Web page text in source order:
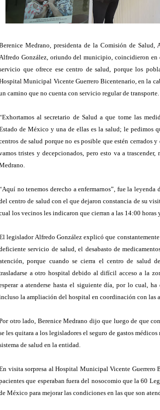
Medrano, presidenta de la Comisión de
Alfredo González, oriundo del municipio, coincidieron en
que ofrece ese centro de salud, porque los
Municipal Vicente Guerrero Bicentenario, en la
camino que no cuenta con servicio regular de transporte.
al secretario de Salud a que tome las
de México y una de ellas es la salud; le pedimos
de salud porque no es posible que estén cerrados
tristes y decepcionados, pero esto va a
no tenemos derecho a enfermarnos”, fue la
centro de salud con el que dejaron constancia de su
los vecinos les indicaron que cierran a las 14:00 horas
legislador Alfredo González explicó que
servicio de salud, el desabasto de
porque cuando se cierra el centro de salud
a otro hospital debido al difícil acceso a la
a atenderse hasta el siguiente día, por lo cual,
la ampliación del hospital en coordinación con las
otro lado, Berenice Medrano dijo que luego de que
les quitara a los legisladores el seguro de gastos
de salud en la entidad.
visita sorpresa al Hospital Municipal Vicente
que esperaban fuera del nosocomio que la 60
México para mejorar las condiciones en las que son